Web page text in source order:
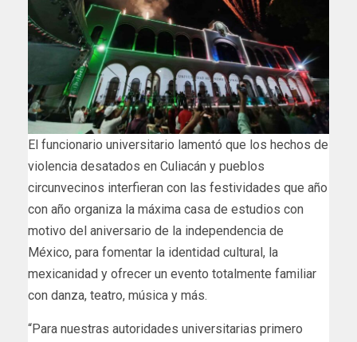
El funcionario universitario lamentó que los hechos de
violencia desatados en Culiacán y pueblos
circunvecinos interfieran con las festividades que año
con año organiza la máxima casa de estudios con
motivo del aniversario de la independencia de
México, para fomentar la identidad cultural, la
mexicanidad y ofrecer un evento totalmente familiar
con danza, teatro, música y más.
“Para nuestras autoridades universitarias primero